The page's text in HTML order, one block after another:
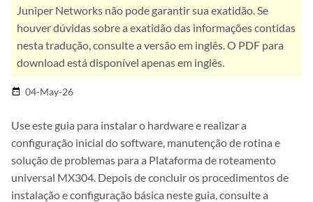
Juniper Networks não pode garantir sua exatidão. Se
houver dúvidas sobre a exatidão das informações contidas
nesta tradução, consulte a versão em inglês. O PDF para
download está disponível apenas em inglês.
date_range 04-May-26
Use este guia para instalar o hardware e realizar a
configuração inicial do software, manutenção de rotina e
solução de problemas para a Plataforma de roteamento
universal MX304. Depois de concluir os procedimentos de
instalação e configuração básica neste guia, consulte a